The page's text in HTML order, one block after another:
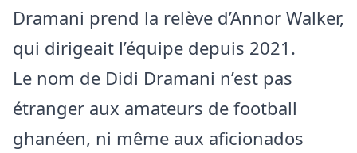
Dramani prend la relève d’Annor Walker,
qui dirigeait l’équipe depuis 2021.
Le nom de Didi Dramani n’est pas
étranger aux amateurs de football
ghanéen, ni même aux aficionados